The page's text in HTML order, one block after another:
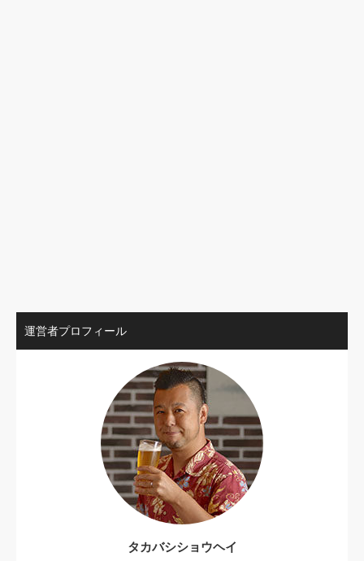
運営者プロフィール
タカバシショウヘイ